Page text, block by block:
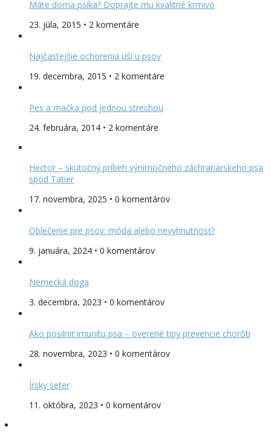
Máte doma psíka? Doprajte mu kvalitné krmivo
23. júla, 2015 • 2 komentáre
Najčastejšie ochorenia uší u psov
19. decembra, 2015 • 2 komentáre
Pes a mačka pod jednou strechou
24. februára, 2014 • 2 komentáre
Hector – skutočný príbeh výnimočného záchranárskeho psa
spod Tatier
17. novembra, 2025 • 0 komentárov
Oblečenie pre psov: móda alebo nevyhnutnosť?
9. januára, 2024 • 0 komentárov
Nemecká doga
3. decembra, 2023 • 0 komentárov
Ako posilniť imunitu psa – overené tipy prevencie chorôb
28. novembra, 2023 • 0 komentárov
Írsky seter
11. októbra, 2023 • 0 komentárov